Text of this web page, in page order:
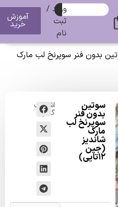
ورود /
ثبت
آموزش
خرید
فنر سوپرنخ لب مارک
سوتین
بدون فنر
سوپرنخ لب
مارک
شاندیز
(جین
۱۲تایی)
اشتراک
گذاری: